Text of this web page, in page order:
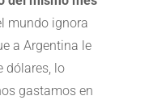
mundo ignora
a Argentina le
dólares, lo
gastamos en